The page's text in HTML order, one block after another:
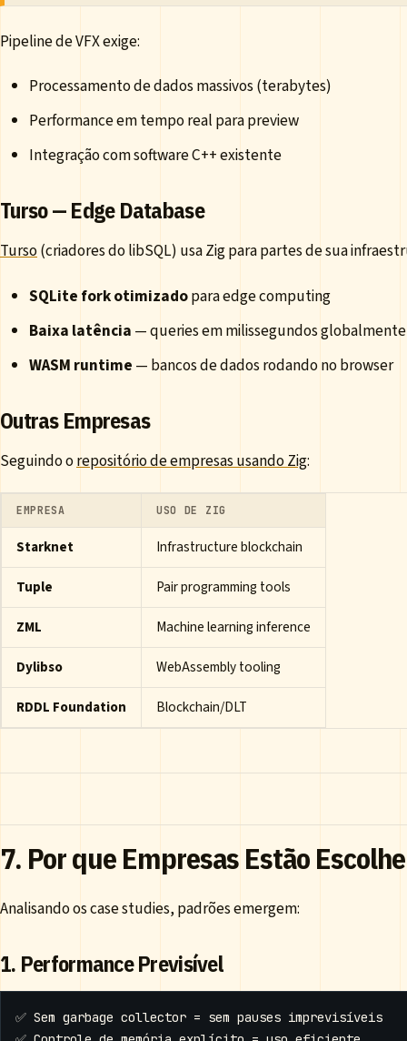
Pipeline de VFX exige:
Processamento de dados massivos (terabytes)
Performance em tempo real para preview
Integração com software C++ existente
Turso — Edge Database
Turso(criadores do libSQL) usa Zig para partes de sua
SQLite fork otimizadopara edge computing
Baixa latência — queries em milissegundos globalmente
WASM runtime — bancos de dados rodando no browser
Outras Empresas
Seguindo orepositório de empresas usando Zig:
EMPRESA USO DE ZIG
Starknet
Infrastructure blockchain
Tuple
Pair programming tools
ZML
Machine learning inference
Dylibso
WebAssembly tooling
RDDL Foundation
Blockchain/DLT
7. Por que Empresas Estão
Analisando os case studies, padrões emergem:
1. Performance Previsível